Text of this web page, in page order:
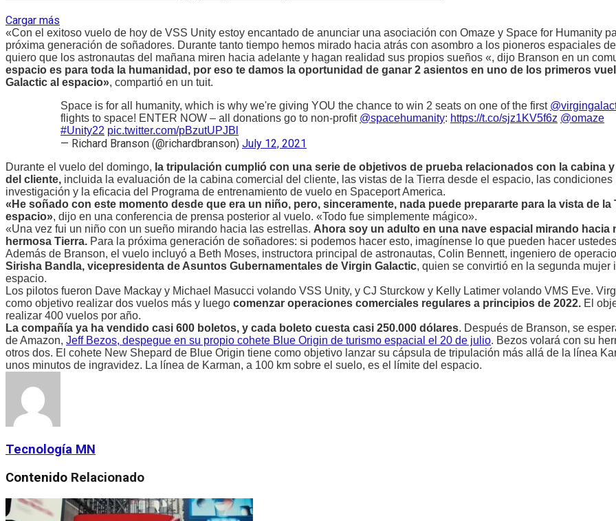
Cargar más
«Con el exitoso vuelo de hoy de VSS Unity estoy encantado de anunciar una asociación con Omaze y Space for Humanity
próxima generación de soñadores. Durante tanto tiempo hemos mirado hacia atrás con asombro a los pioneros espaciales
quiero que los astronautas del mañana miren hacia adelante y hagan realidad sus propios sueños «, dijo Branson en un
espacio es para toda la humanidad, por eso te damos la oportunidad de ganar 2 asientos en uno de los primeros
Galactic al espacio», compartió en un tuit.
Space is for all humanity, which is why we're giving YOU the chance to win 2 seats on one of the first
flights to space! ENTER NOW – all donations go to non-profit @spacehumanity: https://t.co/sjz1KV5f6z @omaze
#Unity22 pic.twitter.com/pBzutUPJBl
— Richard Branson (@richardbranson) July 12, 2021
Durante el vuelo del domingo, la tripulación cumplió con una serie de objetivos de prueba relacionados con la cabina
del cliente, incluida la evaluación de la cabina comercial del cliente, las vistas de la Tierra desde el espacio, las condiciones
investigación y la eficacia del Programa de entrenamiento de vuelo en Spaceport America.
«He soñado con este momento desde que era un niño, pero, sinceramente, nada puede prepararte para la vista de la
espacio», dijo en una conferencia de prensa posterior al vuelo. «Todo fue simplemente mágico».
«Una vez fui un niño con un sueño mirando hacia las estrellas. Ahora soy un adulto en una nave espacial mirando hacia
hermosa Tierra. Para la próxima generación de soñadores: si podemos hacer esto, imagínense lo que pueden hacer
Además de Branson, el vuelo incluyó a Beth Moses, instructora principal de astronautas, Colin Bennett, ingeniero de
Sirisha Bandla, vicepresidenta de Asuntos Gubernamentales de Virgin Galactic, quien se convirtió en la segunda mujer
espacio.
Los pilotos fueron Dave Mackay y Michael Masucci volando VSS Unity, y CJ Sturckow y Kelly Latimer volando VMS Eve.
como objetivo realizar dos vuelos más y luego comenzar operaciones comerciales regulares a principios de 2022. El
realizar 400 vuelos por año.
La compañía ya ha vendido casi 600 boletos, y cada boleto cuesta casi 250.000 dólares. Después de Branson, se
de Amazon, Jeff Bezos, despegue en su propio cohete Blue Origin de turismo espacial el 20 de julio. Bezos volará con su
otros dos. El cohete New Shepard de Blue Origin tiene como objetivo lanzar su cápsula de tripulación más allá de la línea
unos minutos de ingravidez. La línea de Karman, a 100 km sobre el suelo, es el límite del espacio.
Tecnología MN
Contenido Relacionado